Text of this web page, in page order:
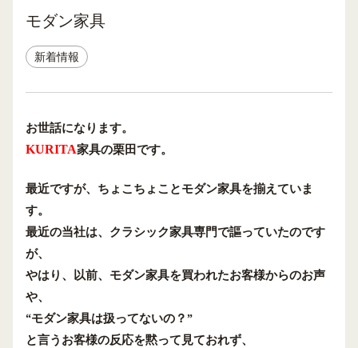
モダン家具
新着情報
お世話になります。
KURITA家具の栗田です。
最近ですが、ちょこちょことモダン家具を揃えていま
す。
最近の当社は、クラシック家具専門で謳っていたのです
が、
やはり、以前、モダン家具を買われたお客様からのお声
や、
“モダン家具は扱ってないの？”
と言うお客様の反応を黙って見ておれず、